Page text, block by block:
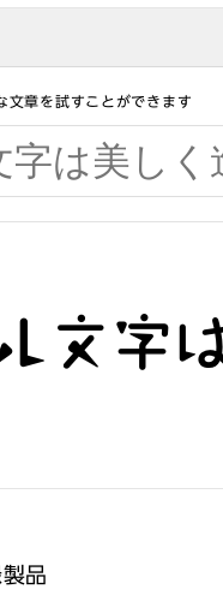
章を試すことができます
文字
品